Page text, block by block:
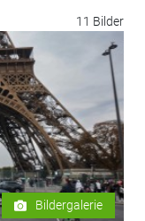
11 Bilder
Bildergalerie